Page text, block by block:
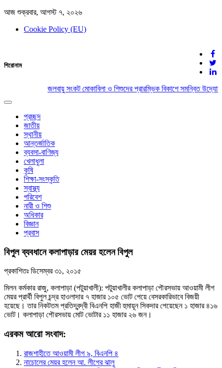
আজ শুক্রবার, আগস্ট ৭, ২০২৬
Cookie Policy (EU)
দেশের খবর
যুক্ত থাকুন দেশের সঙ্গে
শিরোনাম
জলবায়ু সংকট মোকাবিলা ও শিশুদের প্রারম্ভিক বিকাশে সমন্বিত
Toggle
navigation
প্রচ্ছদ
জাতীয়
স্থানীয়
আন্তর্জাতিক
ব্যবসা-বাণিজ্য
খেলাধুলা
কৃষি
শিক্ষা-সংস্কৃতি
স্বাস্থ্য
পরিবেশ
নারী ও শিশু
অধিকার
বিজ্ঞান
প্রবাস
বিপুল ব্যবধানে কলাপাড়ার মেয়র হলেন বিপুল
প্রকাশিতঃ ডিসেম্বর ৩১, ২০১৫
মিলন কর্মকার রাজু, কলাপাড়া (পটুয়াখালী): পটুয়াখালীর কলাপাড়া পৌরসভায় আওয়ামী লীগ
মেয়র প্রার্থী বিপুল চন্দ্র হাওলাদার ৭ হাজার ১০৫ ভোট পেয়ে বেসরকারিভাবে বিজয়ী
হয়েছে। তার নিকটতম প্রতিদ্বন্দ্বী বিএনপি হাজী হুমায়ূন সিকদার পেয়েছেন ১ হাজার ৪১৬
ভোট। কলাপাড়া পৌরসভায় মোট ভোটার ১১ হাজার ২৬ জন।
এরকম আরো সংবাদ:
রাজশাহীতে আওয়ামী লীগ ৯, বিএনপি ৪
নাচোলের মেয়র হলেন আ. লীগের ঝালু